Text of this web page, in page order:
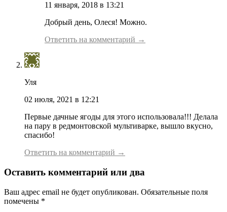
11 января, 2018 в 13:21
Добрый день, Олеся! Можно.
Ответить на комментарий →
Уля
02 июля, 2021 в 12:21
Первые дачные ягоды для этого использовала!!! Делала
на пару в редмонтовской мультиварке, вышло вкусно,
спасибо!
Ответить на комментарий →
Оставить комментарий или два
Ваш адрес email не будет опубликован. Обязательные поля
помечены *